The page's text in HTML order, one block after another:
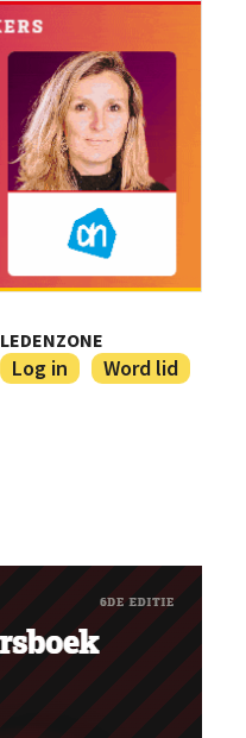
LEDENZONE
Log in Word lid